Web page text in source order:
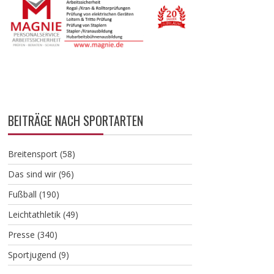
BEITRÄGE NACH SPORTARTEN
Breitensport(58)
Das sind wir(96)
Fußball (190)
Leichtathletik(49)
Presse (340)
Sportjugend (9)